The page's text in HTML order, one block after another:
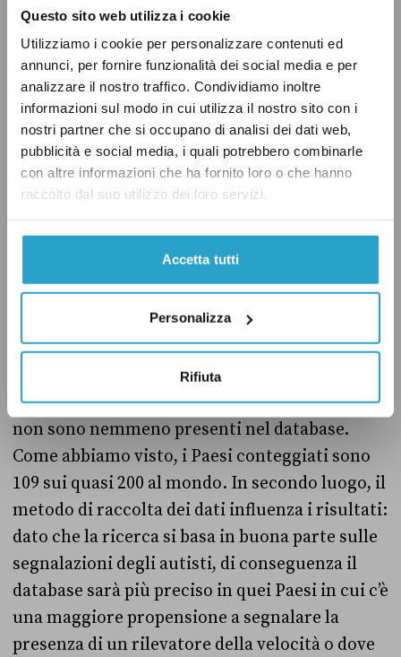
Questo sito web utilizza i cookie
Utilizziamo i cookie per personalizzare contenuti ed
annunci, per fornire funzionalità dei social media e per
analizzare il nostro traffico. Condividiamo inoltre
informazioni sul modo in cui utilizza il nostro sito con i
nostri partner che si occupano di analisi dei dati web,
pubblicità e social media, i quali potrebbero combinarle
con altre informazioni che ha fornito loro o che hanno
raccolto dal suo utilizzo dei loro servizi.
Accetta tutti
Personalizza
Rifiuta
sarebbero più di 11 mila dispositivi di questo
tipo, il 10 per cento circa sugli oltre 112 mila
presenti sulle strade di tutto il mondo. Il dato
italiano è il terzo più alto, dietro solo a quello
della Russia e del Brasile, due Paesi molto più
grandi e popolosi dell’Italia.
A prima vista, dunque, la statistica indicata da
Salvini sembra corretta. In realtà questo dato è
poco affidabile per almeno due motivi, di cui
abbiamo già accennato. In primo luogo, la lista
non è esaustiva: per esempio, in Cina e in India
il database conteggia la presenza
rispettivamente solo di uno e di 18 autovelox.
Altri Paesi grandi e popolosi, come l’Indonesia,
non sono nemmeno presenti nel database.
Come abbiamo visto, i Paesi conteggiati sono
109 sui quasi 200 al mondo. In secondo luogo, il
metodo di raccolta dei dati influenza i risultati:
dato che la ricerca si basa in buona parte sulle
segnalazioni degli autisti, di conseguenza il
database sarà più preciso in quei Paesi in cui c’è
una maggiore propensione a segnalare la
presenza di un rilevatore della velocità o dove